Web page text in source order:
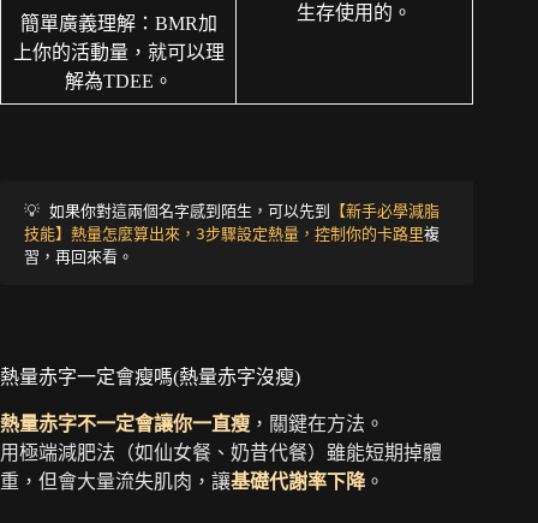
簡單廣義理解：BMR加
上你的活動量，就可以理
解為TDEE。
生存使用的。
💡 如果你對這兩個名字感到陌生，可以先到
【新手必學減脂
技能】熱量怎麼算出來，3步驟設定熱量，控制你的卡路里複
習，再回來看。
熱量赤字一定會瘦嗎(熱量赤字沒瘦)
熱量赤字不一定會讓你一直瘦 ，關鍵在方法。
用極端減肥法（如仙女餐、奶昔代餐）雖能短期掉體
重，但會大量流失肌肉，讓基礎代謝率下降。